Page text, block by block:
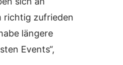
richtig zufrieden
längere
Events“,